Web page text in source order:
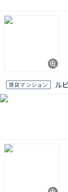
賃貸マンション ル